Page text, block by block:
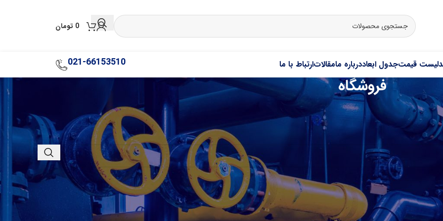
0 تومان
بخار)
لیست قیمتجدول ابعاددرباره مامقالاتارتباط با ما 021-66153510
فروشگاه
کاوه ایرانیان